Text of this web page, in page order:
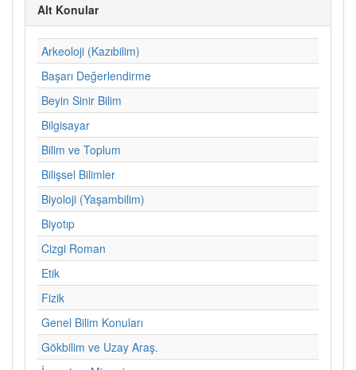
Alt Konular
Arkeoloji (Kazıbilim)
Başarı Değerlendirme
Beyin Sinir Bilim
Bilgisayar
Bilim ve Toplum
Bilişsel Bilimler
Biyoloji (Yaşambilim)
Biyotıp
Cizgi Roman
Etik
Fizik
Genel Bilim Konuları
Gökbilim ve Uzay Araş.